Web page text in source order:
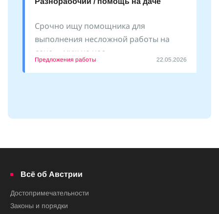
Срочно ищу помощника для
выполнения несложной работы на
даче - «муж на час»
Предложения работы 22.05.2026
Всё об Австрии
Достопримечательности
Законы и порядки